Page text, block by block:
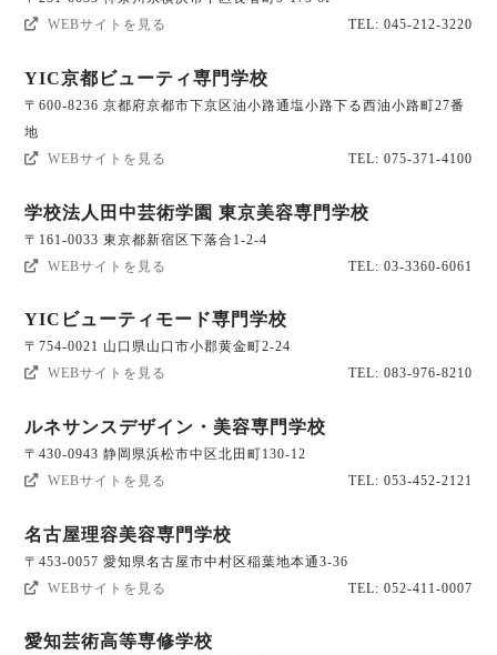
WEBサイトを見る
TEL: 045-212-3220
YIC京都ビューティ専門学校
〒600-8236 京都府京都市下京区油小路通塩小路下る西油小路町27番
地
WEBサイトを見る
TEL: 075-371-4100
学校法人田中芸術学園 東京美容専門学校
〒161-0033 東京都新宿区下落合1-2-4
WEBサイトを見る
TEL: 03-3360-6061
YICビューティモード専門学校
〒754-0021 山口県山口市小郡黄金町2-24
WEBサイトを見る
TEL: 083-976-8210
ルネサンスデザイン・美容専門学校
〒430-0943 静岡県浜松市中区北田町130-12
WEBサイトを見る
TEL: 053-452-2121
名古屋理容美容専門学校
〒453-0057 愛知県名古屋市中村区稲葉地本通3-36
WEBサイトを見る
TEL: 052-411-0007
愛知芸術高等専修学校